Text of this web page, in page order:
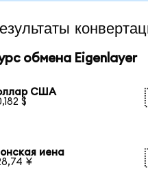
обмена Eigenlayer
США
$
иена
¥